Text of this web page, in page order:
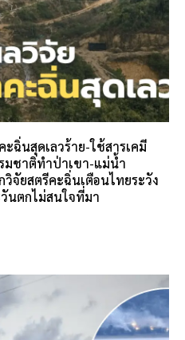
ะฉิ่นสุดเลวร้าย-ใช้สารเคมี
มชาติทำป่าเขา-แม่น้ำ
จัยสตรีคะฉิ่นเตือนไทยระวัง
นตกไม่สนใจที่มา